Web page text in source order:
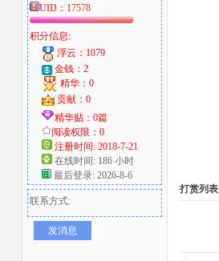
爱
好
UID： 17578
积分信息:
浮云：1079
金钱：2
精华：0
贡献：0
精华贴：0篇
阅读权限：0
注册时间: 2018-7-21
在线时间: 186 小时
最后登录: 2026-8-6
联系方式:
发消息
打赏列表